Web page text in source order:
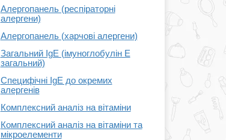
Алергопанель (респіраторні
алергени)
Алергопанель (харчові алергени)
Загальний IgE (імуноглобулін E
загальний)
Специфічні IgE до окремих
алергенів
Комплексний аналіз на вітаміни
Комплексний аналіз на вітаміни та
мікроелементи